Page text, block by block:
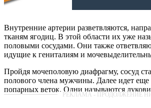
Внутренние артерии разветвляются,
тканям ягодиц. В этой области их уже
половыми сосудами. Они также
идущие к гениталиям и
Пройдя мочеполовую диафрагму, сосуд
полового члена мужчины. Далее идет
попарных веток. Одни называются